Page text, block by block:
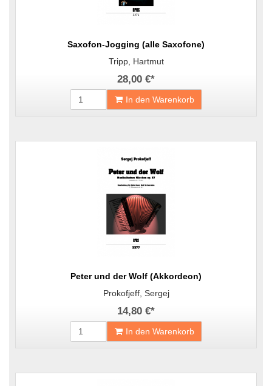
Saxofon-Jogging (alle Saxofone)
Tripp, Hartmut
28,00 €*
In den Warenkorb
Peter und der Wolf (Akkordeon)
Prokofjeff, Sergej
14,80 €*
In den Warenkorb